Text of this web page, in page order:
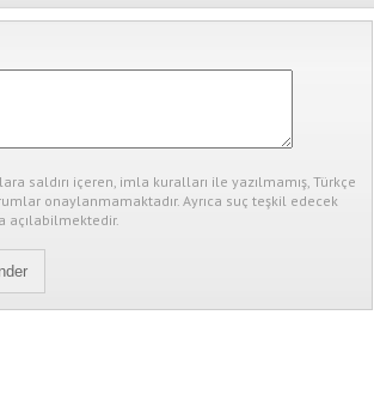
saldırı içeren, imla kuralları ile yazılmamış, Türkçe
onaylanmamaktadır. Ayrıca suç teşkil edecek
açılabilmektedir.